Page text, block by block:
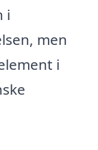
i
men
i